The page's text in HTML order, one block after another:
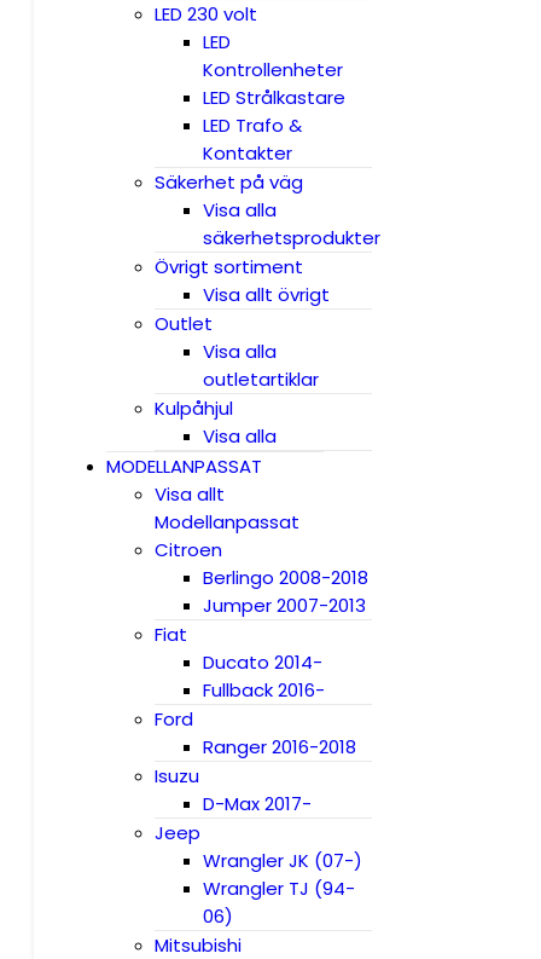
LED 230 volt
LED
Kontrollenheter
LED Strålkastare
LED Trafo &
Kontakter
Säkerhet på väg
Visa alla
säkerhetsprodukter
Övrigt sortiment
Visa allt övrigt
Outlet
Visa alla
outletartiklar
Kulpåhjul
Visa alla
MODELLANPASSAT
Visa allt
Modellanpassat
Citroen
Berlingo 2008-2018
Jumper 2007-2013
Fiat
Ducato 2014-
Fullback 2016-
Ford
Ranger 2016-2018
Isuzu
D-Max 2017-
Jeep
Wrangler JK (07-)
Wrangler TJ (94-
06)
Mitsubishi